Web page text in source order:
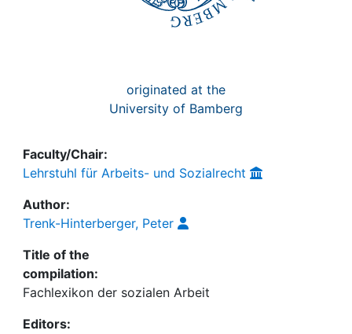
originated at the
University of Bamberg
Faculty/Chair:
Lehrstuhl für Arbeits- und Sozialrecht
Author:
Trenk-Hinterberger, Peter
Title of the
compilation:
Fachlexikon der sozialen Arbeit
Editors: